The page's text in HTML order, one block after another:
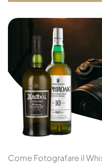
Come Fotografare il